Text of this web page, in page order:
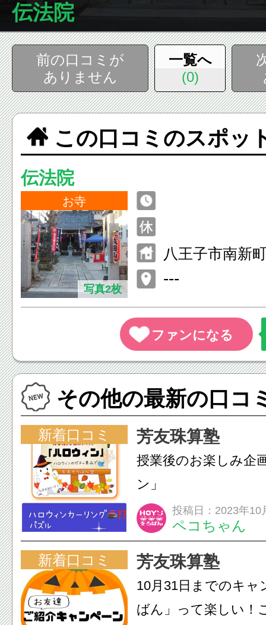
伝法院
前の口コミが
ありません
一覧へ
(0)
この口コミのスポッ
伝法院
お寺
写真2枚
八王子市南新
---
その他の最新の口コ
新着口コミ 芳友珠算塾
授業後のお楽しみ企
ン」
投稿日：2023年10
ペコちゃん
新着口コミ 芳友珠算塾
10月31日までのキャ
ばん」って楽しい！